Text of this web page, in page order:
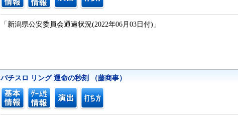
「新潟県公安委員会通過状況(2022年06月03日付)」
パチスロ リング 運命の秒刻 （藤商事）